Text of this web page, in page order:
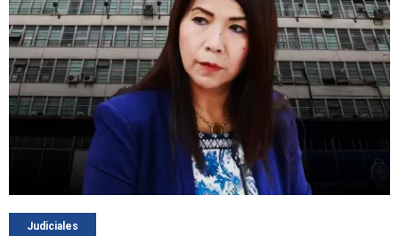
Judiciales